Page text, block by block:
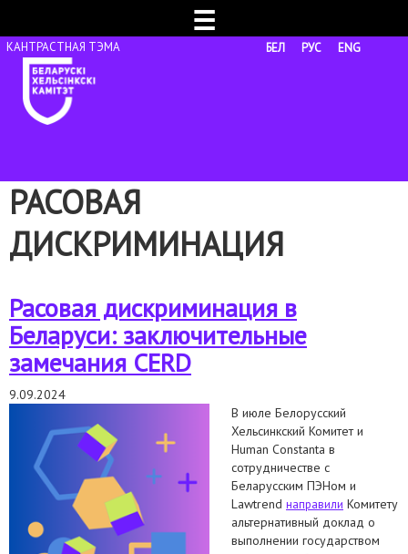
☰
БЕЛ РУС ENG
РАСОВАЯ
ДИСКРИМИНАЦИЯ
Расовая дискриминация в
Беларуси: заключительные
замечания CERD
9.09.2024
В июле Белорусский
Хельсинкский Комитет и
Human Constanta в
сотрудничестве с
Беларусским ПЭНом и
Lawtrend направили Комитету
альтернативный доклад о
выполнении государством